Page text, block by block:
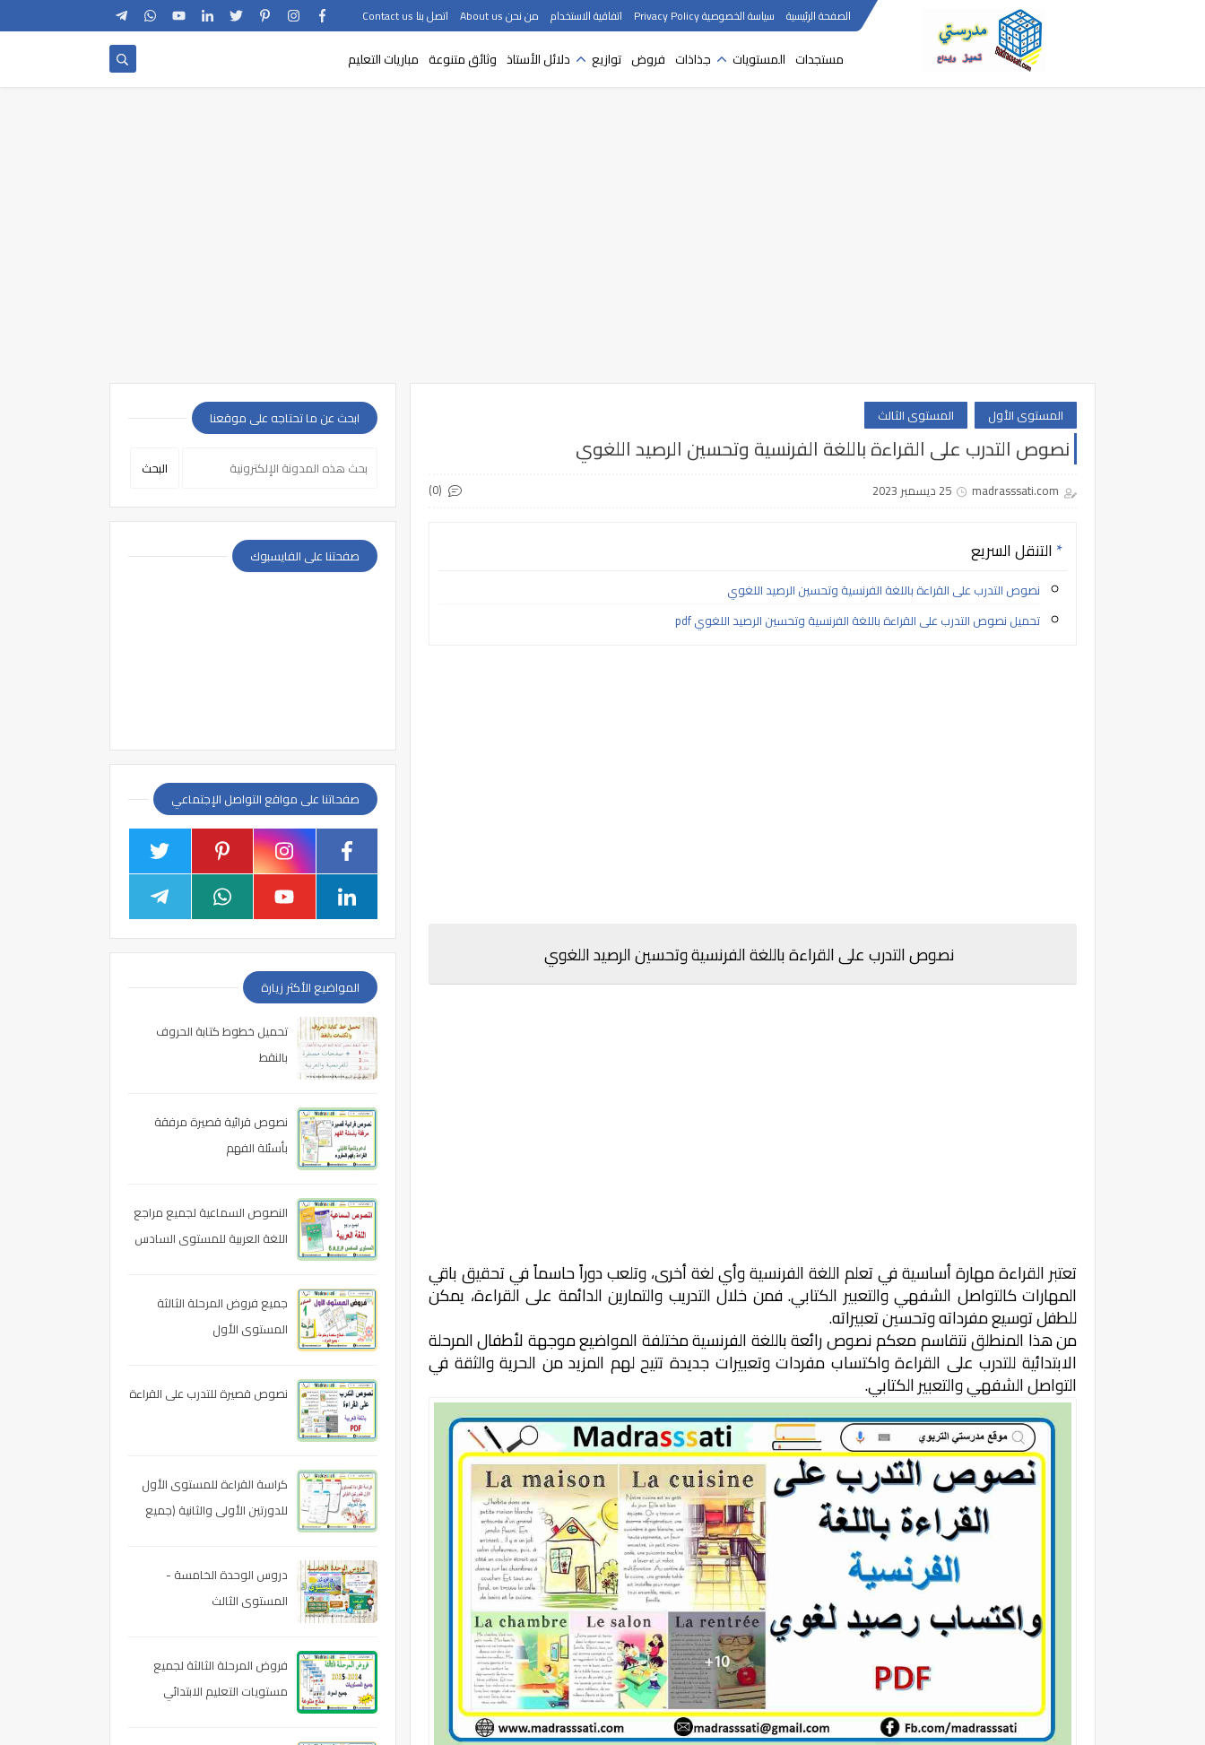
الصفحة الرئيسية سياسة الخصوصية Privacy Policy اتفاقية الاستخدام من نحن About us اتصل بنا Contact us
مستجدات المستويات جذاذات فروض توازيع دلائل الأستاذ وثائق متنوعة مباريات التعليم
المستوى الأول المستوى الثالث
نصوص التدرب على القراءة باللغة الفرنسية وتحسين الرصيد اللغوي
madrasssati.com 25 ديسمبر 2023 (0)
التنقل السريع
نصوص التدرب على القراءة باللغة الفرنسية وتحسين الرصيد اللغوي
تحميل نصوص التدرب على القراءة باللغة الفرنسية وتحسين الرصيد اللغوي pdf
نصوص التدرب على القراءة باللغة الفرنسية وتحسين الرصيد اللغوي
تعتبر القراءة مهارة أساسية في تعلم اللغة الفرنسية وأي لغة أخرى، وتلعب دوراً حاسماً في تحقيق باقي
المهارات كالتواصل الشفهي والتعبير الكتابي. فمن خلال التدريب والتمارين الدائمة على القراءة، يمكن
للطفل توسيع مفرداته وتحسين تعبيراته.
من هذا المنطلق نتقاسم معكم نصوص رائعة باللغة الفرنسية مختلفة المواضيع موجهة لأطفال المرحلة
الابتدائية للتدرب على القراءة واكتساب مفردات وتعبيرات جديدة تتيح لهم المزيد من الحرية والثقة في
التواصل الشفهي والتعبير الكتابي.
ابحث عن ما تحتاجه على موقعنا
صفحتنا على الفايسبوك
صفحاتنا على مواقع التواصل الإجتماعي
المواضيع الأكثر زيارة
تحميل خطوط كتابة الحروف
بالنقط
نصوص قرائية قصيرة مرفقة
بأسئلة الفهم
النصوص السماعية لجميع مراجع
اللغة العربية للمستوى السادس
جميع فروض المرحلة الثالثة
المستوى الأول
نصوص قصيرة للتدرب على القراءة
كراسة القراءة للمستوى الأول
للدورتين الأولى والثانية (جميع
دروس الوحدة الخامسة -
المستوى الثالث
فروض المرحلة الثالثة لجميع
مستويات التعليم الابتدائي